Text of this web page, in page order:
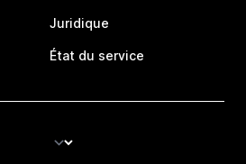
Juridique
État du service